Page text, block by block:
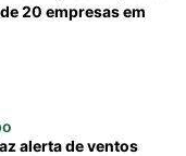
20 empresas em
alerta de ventos